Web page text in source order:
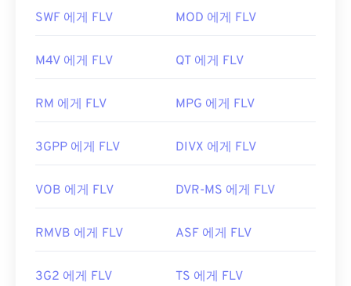
최초 출시: 1992년
https://en.wikipedia.org/wiki/오디오_비디오_인터
https://tools.ietf.org/html/rfc2361
(Animate CC) 및
와 같은 Adobe제품에서 열립
니다. Adobe Flash 7 이상 버전에서 가장 잘 열립니
터 태그는 지원합니다.
의 여러 제품에서 열 수 있습니다. FLV를 열 수 있는
Player,RealNetworks RealPlayer Cloud,
개발자: Adobe
https://en.wikipedia.org/wiki/플래시_비디오
SWF 에게 FLV MOD 에게 FLV
M4V 에게 FLV QT 에게 FLV
RM 에게 FLV MPG 에게 FLV
3GPP 에게 FLV DIVX 에게 FLV
VOB 에게 FLV DVR-MS 에게 FLV
RMVB 에게 FLV ASF 에게 FLV
3G2 에게 FLV TS 에게 FLV